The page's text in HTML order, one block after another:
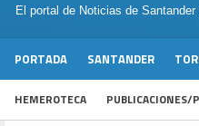
El portal de Noticias de
PORTADA SANTANDER
HEMEROTECA PUBLICACIONES/